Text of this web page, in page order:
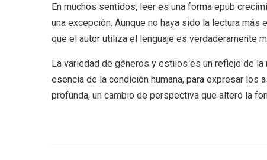
En muchos sentidos, leer es una forma epub
una excepción. Aunque no haya sido la lectura más
que el autor utiliza el lenguaje es verdaderamente
La variedad de géneros y estilos es un reflejo de
esencia de la condición humana, para expresar
profunda, un cambio de perspectiva que alteró la